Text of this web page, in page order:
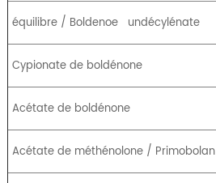
équilibre / Boldenoe undécylénate
Cypionate de boldénone
Acétate de boldénone
Acétate de méthénolone / Primobolan